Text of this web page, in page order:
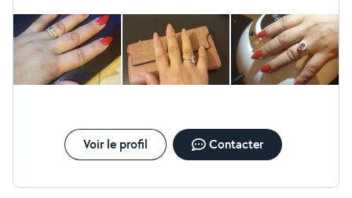
Voir le profil Contacter